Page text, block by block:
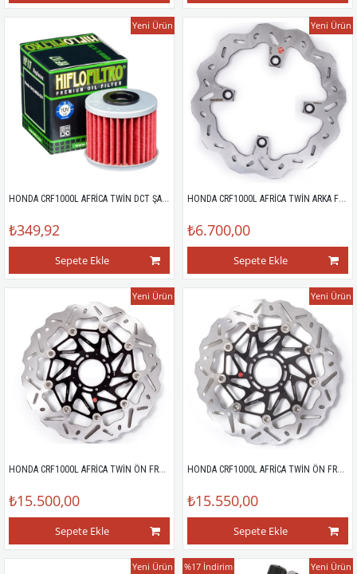
HONDA CRF1000L AFRİCA TWİN DCT ŞANZIMAN FİLTRESİ
₺349,92
Sepete Ekle
Yeni Ürün
HONDA CRF1000L AFRİCA TWİN ARKA FREN DİSKİ
₺6.700,00
Sepete Ekle
Yeni Ürün
HONDA CRF1000L AFRİCA TWİN ÖN FREN DİSKİ SOL
₺15.500,00
Sepete Ekle
Yeni Ürün
HONDA CRF1000L AFRİCA TWİN ÖN FREN DİSKİ SAĞ
₺15.550,00
Sepete Ekle
Yeni Ürün
Yeni Ürün %17 İndirim Yeni Ürün